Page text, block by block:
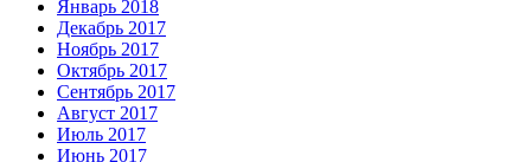
Январь 2018
Декабрь 2017
Ноябрь 2017
Октябрь 2017
Сентябрь 2017
Август 2017
Июль 2017
Июнь 2017